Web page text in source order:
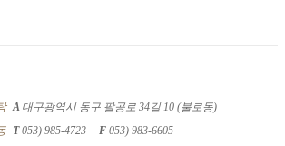
A 대구광역시 동구 팔공로 34길 10 (불로동)
T053) 985-4723 F 053) 983-6605